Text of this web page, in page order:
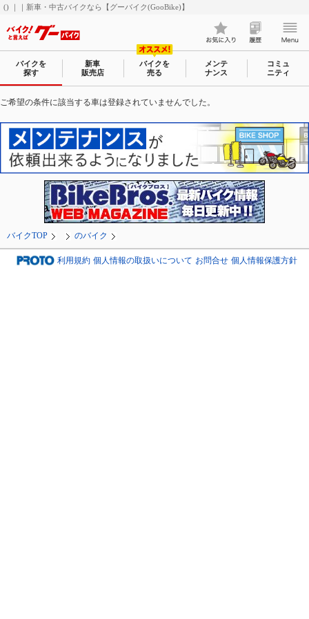
() ｜｜新車・中古バイクなら【グーバイク(GooBike)】
バイクを
探す
新車
販売店
バイクを
売る
メンテ
ナンス
コミュ
ニティ
ご希望の条件に該当する車は登録されていませんでした。
バイクTOP のバイク
利用規約 個人情報の取扱いについて お問合せ 個人情報保護方針